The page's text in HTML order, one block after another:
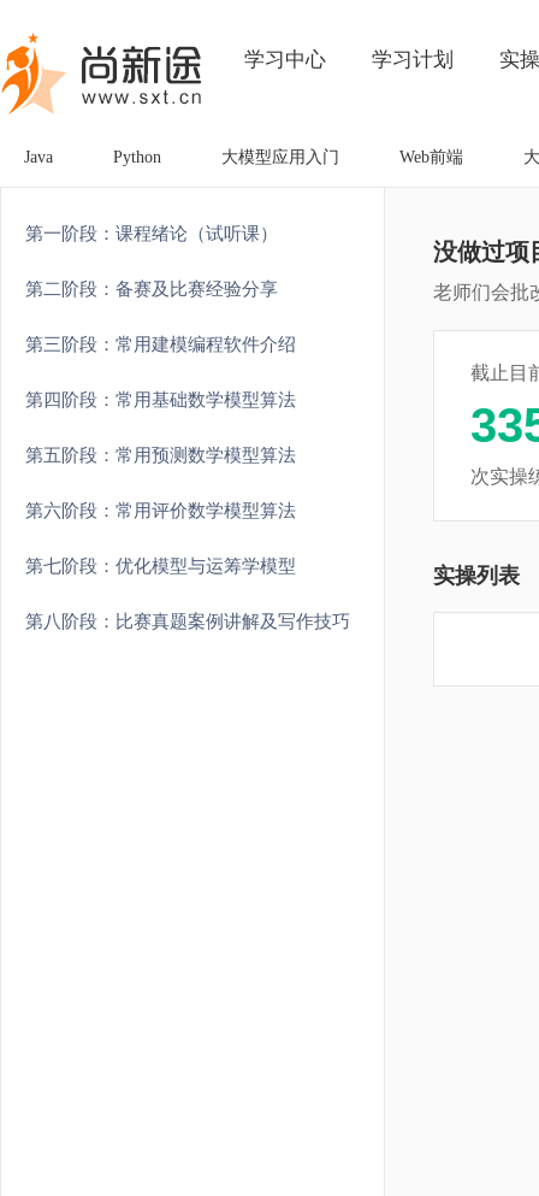
学习中心 学习计划 实操
Java Python 大模型应用入门 Web前端
第一阶段：课程绪论（试听课）
第二阶段：备赛及比赛经验分享
第三阶段：常用建模编程软件介绍
第四阶段：常用基础数学模型算法
第五阶段：常用预测数学模型算法
第六阶段：常用评价数学模型算法
第七阶段：优化模型与运筹学模型
第八阶段：比赛真题案例讲解及写作技巧
没做过项
老师们会批
截止目
次实操
实操列表